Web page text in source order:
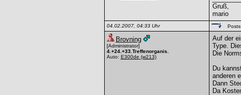
Gruß,
mario
04.02.2007, 04:33 Uhr
Brovning
[Administrator]
4.+24.+33.Treffenorganis.
Auto: E300de (w213)
Auf der
Type.
Die
Du
anderen
Dann
Da